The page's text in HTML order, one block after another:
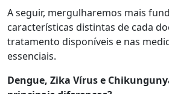
A seguir, mergulharemos mais
características distintas de cada
tratamento disponíveis e nas
essenciais.
Dengue, Zika Vírus e